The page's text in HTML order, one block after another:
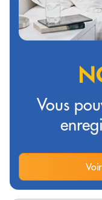
Vous